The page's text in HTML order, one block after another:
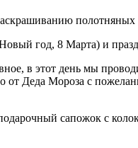
год, 8 Марта) и
в этот день мы
от Деда Мороза с
сапожок с